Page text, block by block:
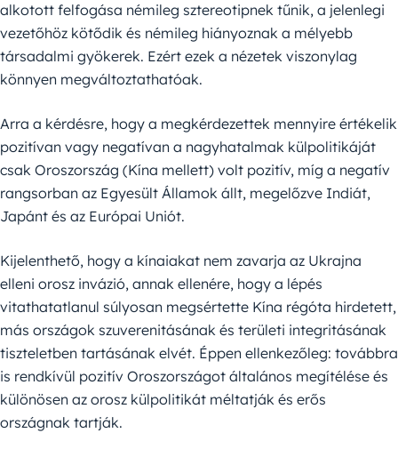
alkotott felfogása némileg sztereotipnek tűnik, a jelenlegi
vezetőhöz kötődik és némileg hiányoznak a mélyebb
társadalmi gyökerek. Ezért ezek a nézetek viszonylag
könnyen megváltoztathatóak.
Arra a kérdésre, hogy a megkérdezettek mennyire értékelik
pozitívan vagy negatívan a nagyhatalmak külpolitikáját
csak Oroszország (Kína mellett) volt pozitív, míg a negatív
rangsorban az Egyesült Államok állt, megelőzve Indiát,
Japánt és az Európai Uniót.
Kijelenthető, hogy a kínaiakat nem zavarja az Ukrajna
elleni orosz invázió, annak ellenére, hogy a lépés
vitathatatlanul súlyosan megsértette Kína régóta hirdetett,
más országok szuverenitásának és területi integritásának
tiszteletben tartásának elvét. Éppen ellenkezőleg: továbbra
is rendkívül pozitív Oroszországot általános megítélése és
különösen az orosz külpolitikát méltatják és erős
országnak tartják.